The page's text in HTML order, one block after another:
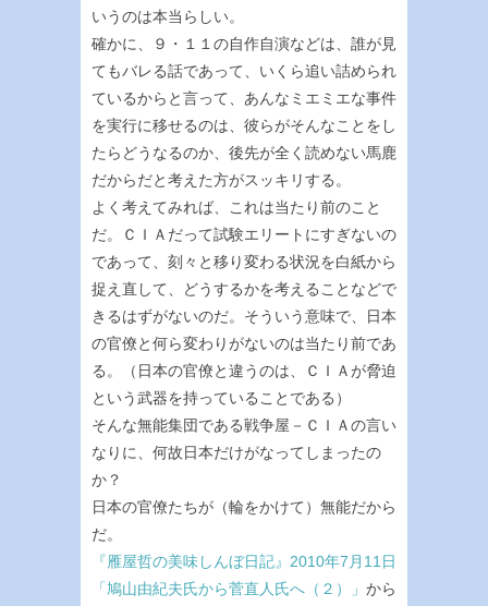
いうのは本当らしい。
確かに、９・１１の自作自演などは、誰が見
てもバレる話であって、いくら追い詰められ
ているからと言って、あんなミエミエな事件
を実行に移せるのは、彼らがそんなことをし
たらどうなるのか、後先が全く読めない馬鹿
だからだと考えた方がスッキリする。
よく考えてみれば、これは当たり前のこと
だ。ＣＩＡだって試験エリートにすぎないの
であって、刻々と移り変わる状況を白紙から
捉え直して、どうするかを考えることなどで
きるはずがないのだ。そういう意味で、日本
の官僚と何ら変わりがないのは当たり前であ
る。（日本の官僚と違うのは、ＣＩＡが脅迫
という武器を持っていることである）
そんな無能集団である戦争屋－ＣＩＡの言い
なりに、何故日本だけがなってしまったの
か？
日本の官僚たちが（輪をかけて）無能だから
だ。
『雁屋哲の美味しんぼ日記』2010年7月11日
「鳩山由紀夫氏から菅直人氏へ（２）」 から